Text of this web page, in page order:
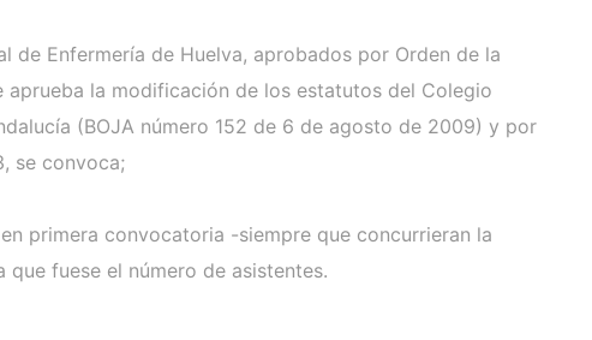
Enfermería de Huelva, aprobados por Orden de la
la modificación de los estatutos del Colegio
(BOJA número 152 de 6 de agosto de 2009) y por
se convoca;
primera convocatoria -siempre que concurrieran la
fuese el número de asistentes.